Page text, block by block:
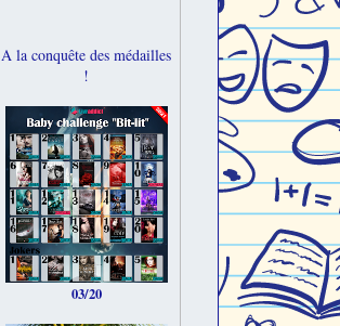
A la conquête des médailles
!
03/20